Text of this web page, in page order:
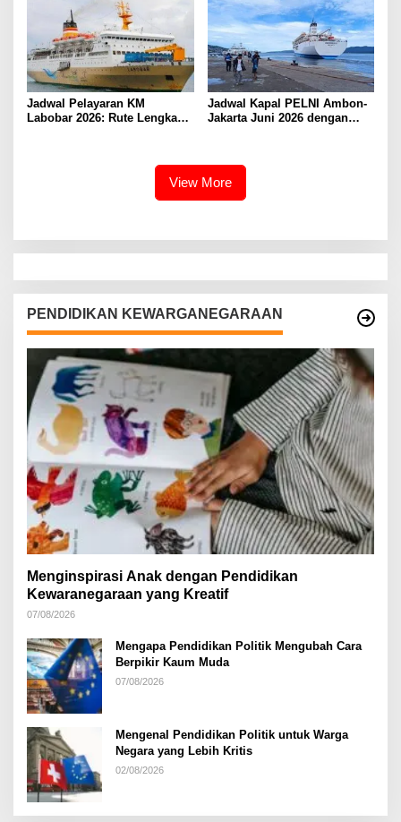
Jadwal Pelayaran KM
Labobar 2026: Rute Lengkap
Jadwal Kapal PELNI Ambon-
Jakarta Juni 2026 dengan
View More
PENDIDIKAN KEWARGANEGARAAN
Menginspirasi Anak dengan Pendidikan
Kewaranegaraan yang Kreatif
07/08/2026
Mengapa Pendidikan Politik Mengubah Cara
Berpikir Kaum Muda
07/08/2026
Mengenal Pendidikan Politik untuk Warga
Negara yang Lebih Kritis
02/08/2026